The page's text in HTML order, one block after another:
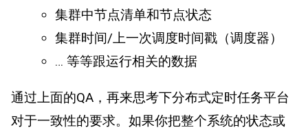
集群中节点清单和节点状态
集群时间/上一次调度时间戳（调度器）
… 等等跟运行相关的数据
通过上面的QA，再来思考下分布式定时任务平台
对于一致性的要求。如果你把整个系统的状态或